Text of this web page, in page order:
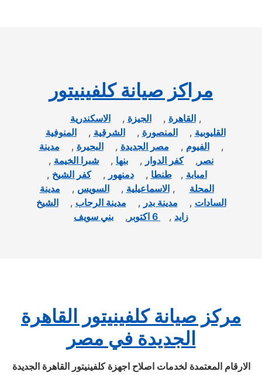
مراكز صيانة كلفينيتور
القاهرة ,الجيزة ,الاسكندرية
,
القليوبية ,المنصورة ,الشرقية ,المنوفية
,الفيوم , مصر الجديدة ,البحيرة , مدينة
نصر ,كفر الدوار , بنها , شبرا الخيمة ,
امبابة ,طنطا ,دمنهور ,كفر الشيخ ,
المحلة ,الاسماعيلية ,السويس , مدينة
السادات , مدينة بدر , مدينة الرحاب ,الشيخ
زايد ,
, بني سويف
مركز صيانة كلفينيتور القاهرة
الجديدة في مصر
الارقام المعتمدة لخدمات اصلاح اجهزة كلفينيتور القاهرة الجديدة